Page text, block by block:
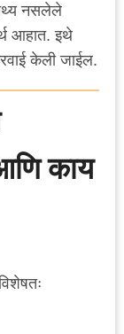
नसलेले
आहात. इथे
केली जाईल.
काय